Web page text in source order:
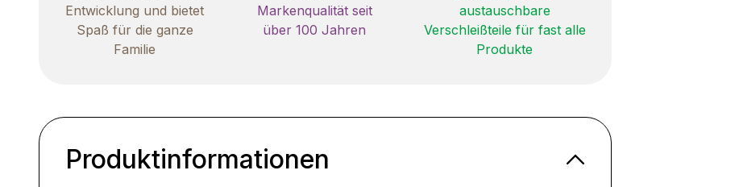
Entwicklung und bietet
Spaß für die ganze
Familie
Markenqualität seit
über 100 Jahren
austauschbare
Verschleißteile für fast alle
Produkte
Produktinformationen